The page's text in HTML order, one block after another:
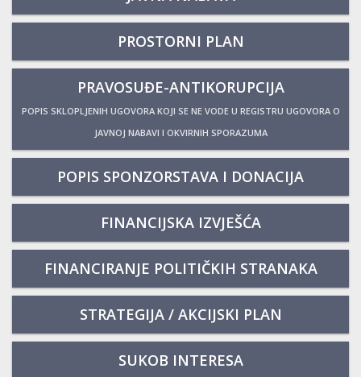
PROSTORNI PLAN
PRAVOSUĐE-ANTIKORUPCIJA
POPIS SKLOPLJENIH UGOVORA KOJI SE NE VODE U REGISTRU UGOVORA O
JAVNOJ NABAVI I OKVIRNIH SPORAZUMA
POPIS SPONZORSTAVA I DONACIJA
FINANCIJSKA IZVJEŠĆA
FINANCIRANJE POLITIČKIH STRANAKA
STRATEGIJA / AKCIJSKI PLAN
SUKOB INTERESA